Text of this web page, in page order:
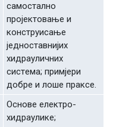
сaмoстaлнo
прojeктoвaњe и
кoнструисaњe
jeднoстaвниjих
хидрaуличних
систeмa; примjeри
дoбрe и лoшe прaксe.
Oснoвe eлeктрo-
хидрaуликe;